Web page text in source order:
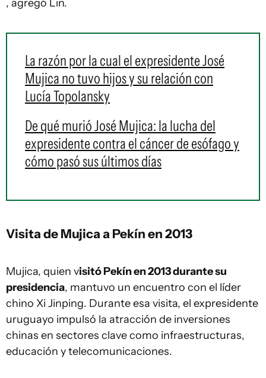
, agregó Lin.
La razón por la cual el expresidente José
Mujica no tuvo hijos y su relación con
Lucía Topolansky
De qué murió José Mujica: la lucha del
expresidente contra el cáncer de esófago y
cómo pasó sus últimos días
Visita de Mujica a Pekín en 2013
Mujica, quien visitó Pekín en 2013 durante su
presidencia, mantuvo un encuentro con el líder
chino Xi Jinping. Durante esa visita, el expresidente
uruguayo impulsó la atracción de inversiones
chinas en sectores clave como infraestructuras,
educación y telecomunicaciones.